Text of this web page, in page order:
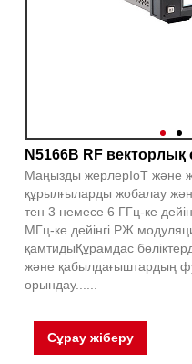
N5166B RF
Маңызды жерлерIoT және
құрылғыларды жобалау
тен 3 немесе 6 ГГц-ке
МГц-ке дейінгі РЖ
қамтидыҚұрамдас
және қабылдағыштардың
орындау......
Сұрау жіберу